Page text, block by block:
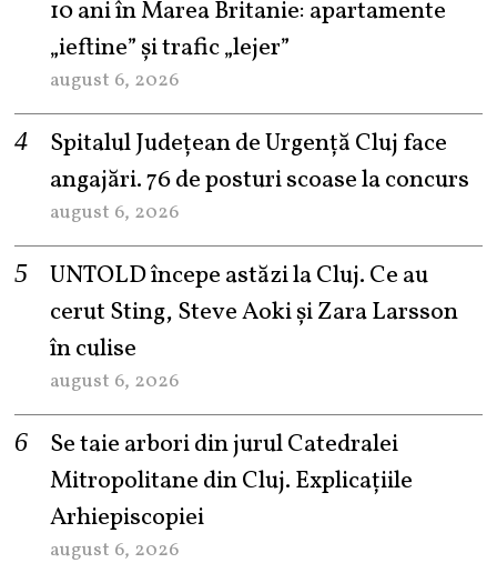
10 ani în Marea Britanie: apartamente
„ieftine” și trafic „lejer”
august 6, 2026
Spitalul Județean de Urgență Cluj face
angajări. 76 de posturi scoase la concurs
august 6, 2026
UNTOLD începe astăzi la Cluj. Ce au
cerut Sting, Steve Aoki și Zara Larsson
în culise
august 6, 2026
Se taie arbori din jurul Catedralei
Mitropolitane din Cluj. Explicațiile
Arhiepiscopiei
august 6, 2026